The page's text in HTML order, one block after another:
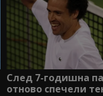
След 7-годишна
отново спечели